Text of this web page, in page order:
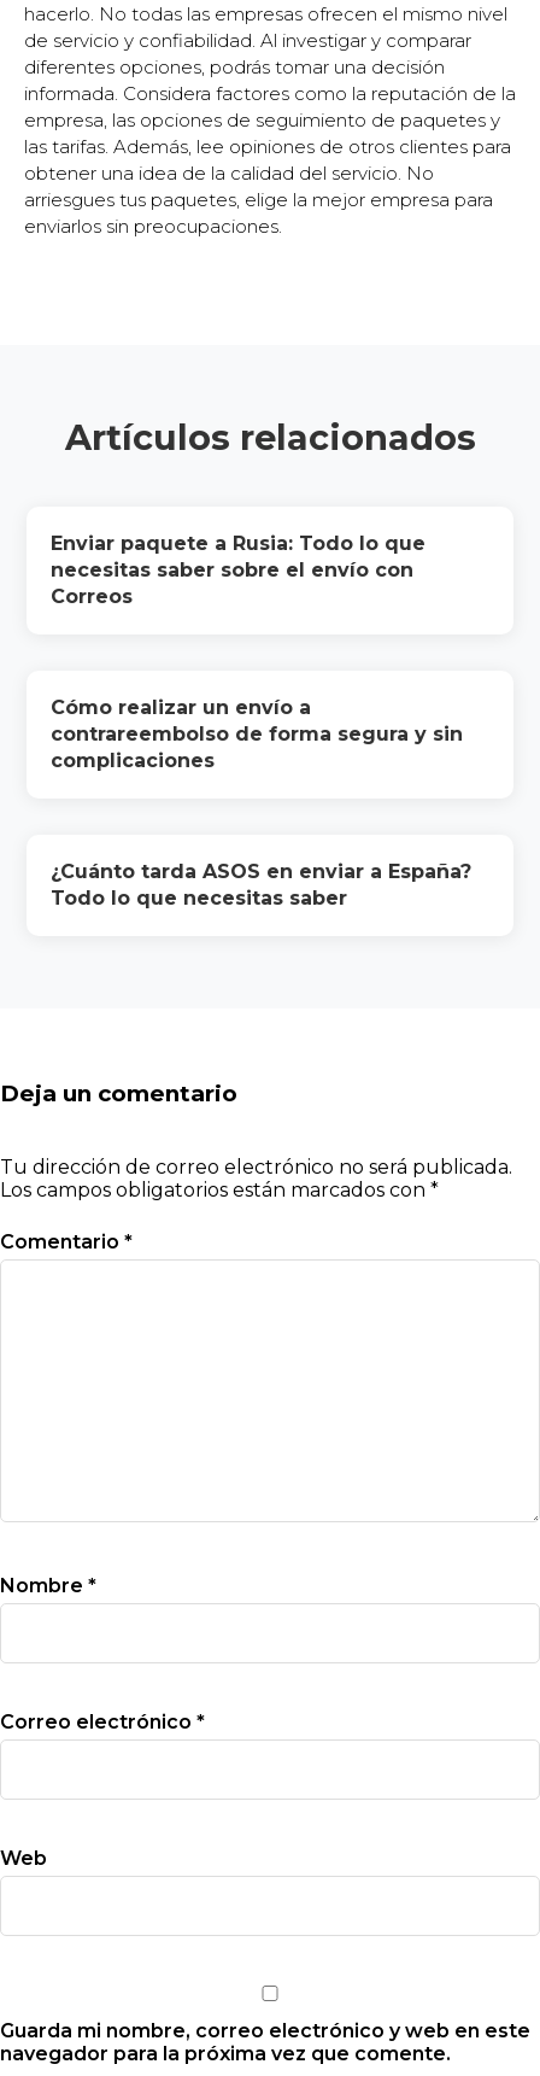
hacerlo. No todas las empresas ofrecen el mismo nivel
de servicio y confiabilidad. Al investigar y comparar
diferentes opciones, podrás tomar una decisión
informada. Considera factores como la reputación de la
empresa, las opciones de seguimiento de paquetes y
las tarifas. Además, lee opiniones de otros clientes para
obtener una idea de la calidad del servicio. No
arriesgues tus paquetes, elige la mejor empresa para
enviarlos sin preocupaciones.
Artículos relacionados
Enviar paquete a Rusia: Todo lo que
necesitas saber sobre el envío con
Correos
Cómo realizar un envío a
contrareembolso de forma segura y sin
complicaciones
¿Cuánto tarda ASOS en enviar a España?
Todo lo que necesitas saber
Deja un comentario
Tu dirección de correo electrónico no será publicada.
Los campos obligatorios están marcados con *
Comentario *
Nombre *
Correo electrónico *
Web
Guarda mi nombre, correo electrónico y web en este
navegador para la próxima vez que comente.